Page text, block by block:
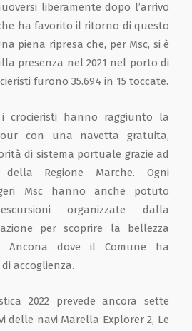
liberamente dopo l’arrivo
ha favorito il ritorno di questo
piena ripresa che, per Msc, si è
presenza nel 2021 nel porto di
furono 35.694 in 15 toccate.
crocieristi hanno raggiunto la
con una navetta gratuita,
di sistema portuale grazie ad
Regione Marche. Ogni
Msc hanno anche potuto
organizzate dalla
per scoprire la bellezza
dove il Comune ha
accoglienza.
2022 prevede ancora sette
delle navi Marella Explorer 2, Le